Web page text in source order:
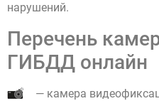
нарушений.
Перечень
ГИБДД онлайн
— камера